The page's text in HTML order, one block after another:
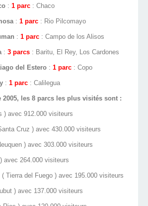
: 1 parc : Chaco
: 1 parc : Rio Pilcomayo
: 1 parc : Campo de los Alisos
: 3 parcs : Baritu, El Rey, Los Cardones
del Estero : 1 parc : Copo
: 1 parc : Calilegua
2005, les 8 parcs les plus visités sont :
) avec 912.000 visiteurs
Cruz ) avec 430.000 visiteurs
) avec 303.000 visiteurs
avec 264.000 visiteurs
( Tierra del Fuego ) avec 195.000 visiteurs
) avec 137.000 visiteurs